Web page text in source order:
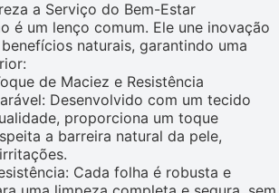
a Serviço do Bem-Estar
é um lenço comum. Ele une inovação
naturais, garantindo uma
de Maciez e Resistência
Desenvolvido com um tecido
proporciona um toque
a barreira natural da pele,
Cada folha é robusta e